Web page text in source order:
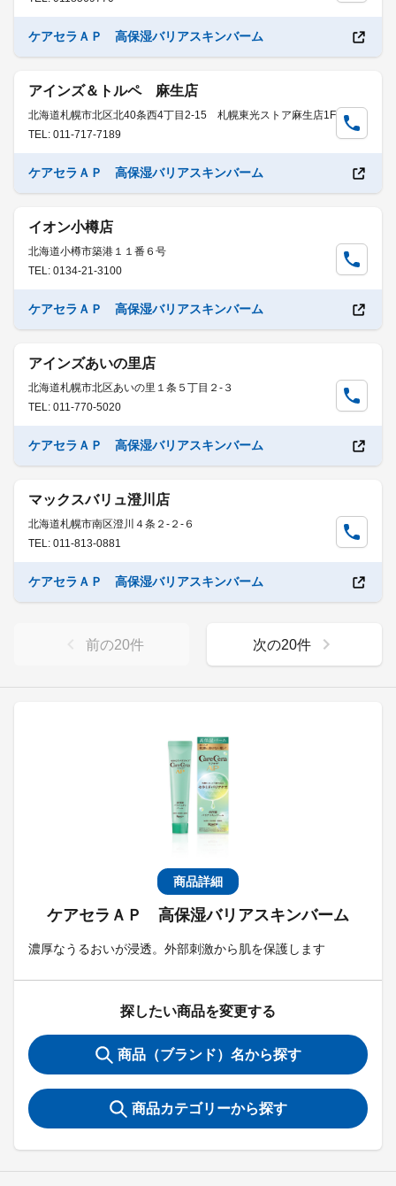
商品詳細
ケアセラＡＰ 高保湿バリアスキンバーム
濃厚なうるおいが浸透。外部刺激から肌を保護します
探したい商品を変更する
商品（ブランド）名から探す
商品カテゴリーから探す
ケアセラＡＰ 高保湿バリアスキンバーム
アインズ＆トルペ 麻生店
北海道札幌市北区北40条西4丁目2-15 札幌東光ストア麻生店1F
TEL: 011-717-7189
ケアセラＡＰ 高保湿バリアスキンバーム
イオン小樽店
北海道小樽市築港１１番６号
TEL: 0134-21-3100
ケアセラＡＰ 高保湿バリアスキンバーム
アインズあいの里店
北海道札幌市北区あいの里１条５丁目２-３
TEL: 011-770-5020
ケアセラＡＰ 高保湿バリアスキンバーム
マックスバリュ澄川店
北海道札幌市南区澄川４条２-２-６
TEL: 011-813-0881
ケアセラＡＰ 高保湿バリアスキンバーム
前の20件 次の20件